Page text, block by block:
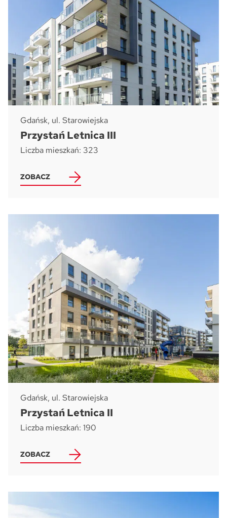
Wyślij wiadomość
Zaznacz wszystkie
Wyrażam zgodę na przetwarzanie podanych przeze mnie danych
osobowych przez ATAL S.A. w celu nawiązania kontaktu oraz udzielenia
przetwarzania danych osobowych
Wyrażam zgodę na przekazywanie mi przez ATAL S.A. z siedzibą w
Cieszynie informacji handlowych i marketingowych (w tym promocji i
nowości), dotyczących usług i produktów oferowanych przez ATAL S.A.
za pomocą środków komunikacji:
elektronicznej
telefonicznej
Gdańsk, ul. Starowiejska
Przystań Letnica III
Liczba mieszkań: 323
ZOBACZ
Gdańsk, ul. Starowiejska
Przystań Letnica II
Liczba mieszkań: 190
ZOBACZ